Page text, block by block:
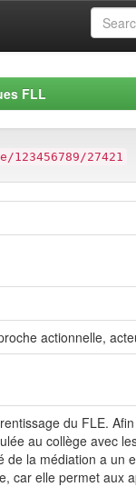
FLL
27421
actionnelle,
du FLE.
au collège avec
la médiation a un
car elle permet aux